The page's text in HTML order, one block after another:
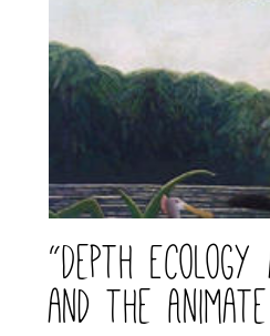
“Depth
and the